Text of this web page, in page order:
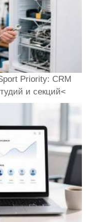
Priority: CRM
и секций<